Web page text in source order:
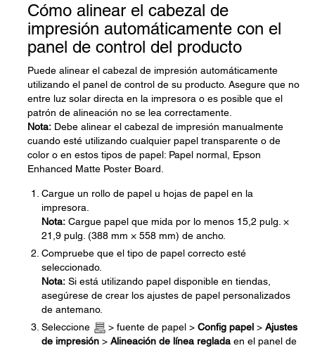
Cómo alinear el cabezal de
impresión automáticamente con el
panel de control del producto
Puede alinear el cabezal de impresión automáticamente
utilizando el panel de control de su producto. Asegure que no
entre luz solar directa en la impresora o es posible que el
patrón de alineación no se lea correctamente.
Nota: Debe alinear el cabezal de impresión manualmente
cuando esté utilizando cualquier papel transparente o de
color o en estos tipos de papel: Papel normal, Epson
Enhanced Matte Poster Board.
Cargue un rollo de papel u hojas de papel en la
impresora.
Nota: Cargue papel que mida por lo menos 15,2 pulg. ×
21,9 pulg. (388 mm × 558 mm) de ancho.
Compruebe que el tipo de papel correcto esté
seleccionado.
Nota: Si está utilizando papel disponible en tiendas,
asegúrese de crear los ajustes de papel personalizados
de antemano.
Seleccione
> fuente de papel > Config papel > Ajustes
de impresión > Alineación de línea reglada en el panel de